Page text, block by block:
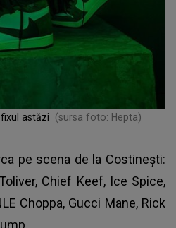
astăzi (sursa foto: Hepta)
pe scena de la Costineşti:
Chief Keef, Ice Spice,
Choppa, Gucci Mane, Rick